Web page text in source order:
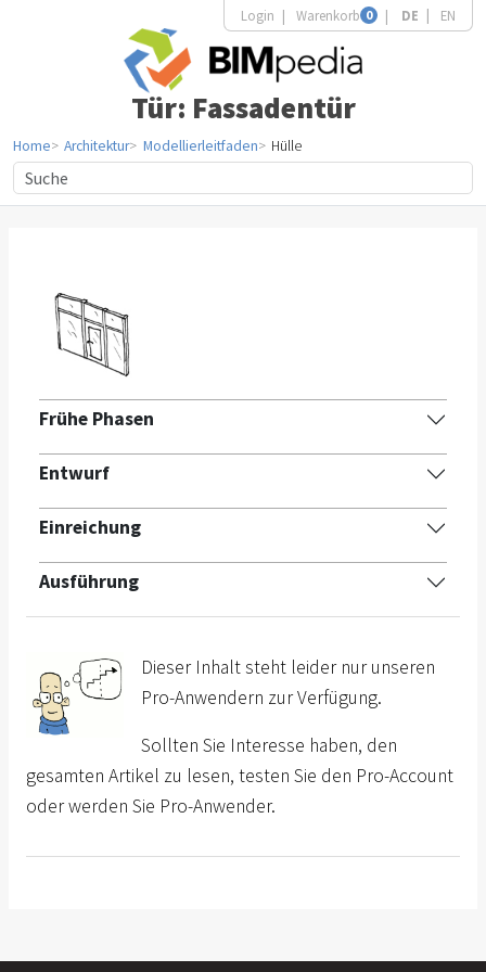
Login Warenkorb 0 DE EN
Tür: Fassadentür
Home Architektur Modellierleitfaden Hülle
Frühe Phasen
Entwurf
Einreichung
Ausführung
Dieser Inhalt steht leider nur unseren
Pro-Anwendern zur Verfügung.
Sollten Sie Interesse haben, den
gesamten Artikel zu lesen, testen Sie den Pro-Account
oder werden Sie Pro-Anwender.